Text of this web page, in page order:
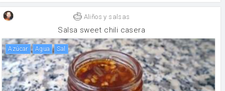
Aliños y salsas
Salsa sweet chili casera
Azúcar agua sal